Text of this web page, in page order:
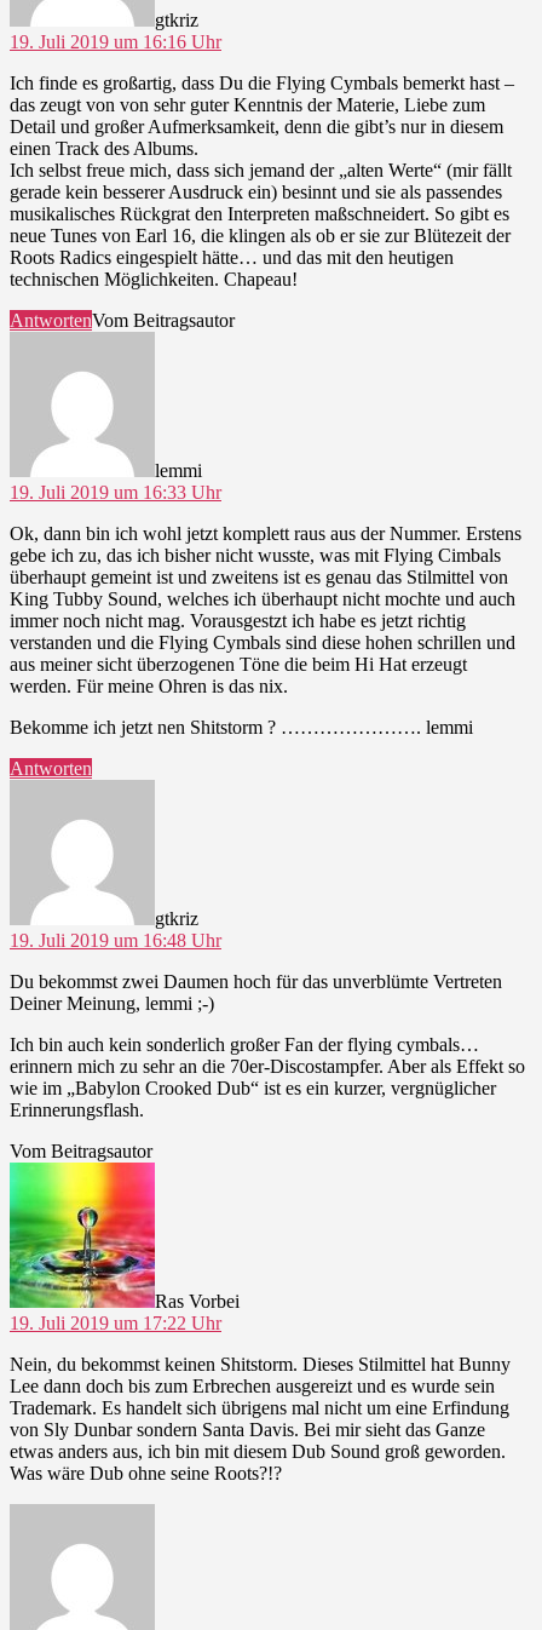
gtkriz
19. Juli 2019 um 16:16 Uhr
Ich finde es großartig, dass Du die Flying Cymbals bemerkt hast –
das zeugt von von sehr guter Kenntnis der Materie, Liebe zum
Detail und großer Aufmerksamkeit, denn die gibt’s nur in diesem
einen Track des Albums.
Ich selbst freue mich, dass sich jemand der „alten Werte“ (mir fällt
gerade kein besserer Ausdruck ein) besinnt und sie als passendes
musikalisches Rückgrat den Interpreten maßschneidert. So gibt es
neue Tunes von Earl 16, die klingen als ob er sie zur Blütezeit der
Roots Radics eingespielt hätte… und das mit den heutigen
technischen Möglichkeiten. Chapeau!
AntwortenVom Beitragsautor
lemmi
19. Juli 2019 um 16:33 Uhr
Ok, dann bin ich wohl jetzt komplett raus aus der Nummer. Erstens
gebe ich zu, das ich bisher nicht wusste, was mit Flying Cimbals
überhaupt gemeint ist und zweitens ist es genau das Stilmittel von
King Tubby Sound, welches ich überhaupt nicht mochte und auch
immer noch nicht mag. Vorausgestzt ich habe es jetzt richtig
verstanden und die Flying Cymbals sind diese hohen schrillen und
aus meiner sicht überzogenen Töne die beim Hi Hat erzeugt
werden. Für meine Ohren is das nix.
Bekomme ich jetzt nen Shitstorm ? …………………. lemmi
Antworten
gtkriz
19. Juli 2019 um 16:48 Uhr
Du bekommst zwei Daumen hoch für das unverblümte Vertreten
Deiner Meinung, lemmi ;-)
Ich bin auch kein sonderlich großer Fan der flying cymbals…
erinnern mich zu sehr an die 70er-Discostampfer. Aber als Effekt so
wie im „Babylon Crooked Dub“ ist es ein kurzer, vergnüglicher
Erinnerungsflash.
Vom Beitragsautor
Ras Vorbei
19. Juli 2019 um 17:22 Uhr
Nein, du bekommst keinen Shitstorm. Dieses Stilmittel hat Bunny
Lee dann doch bis zum Erbrechen ausgereizt und es wurde sein
Trademark. Es handelt sich übrigens mal nicht um eine Erfindung
von Sly Dunbar sondern Santa Davis. Bei mir sieht das Ganze
etwas anders aus, ich bin mit diesem Dub Sound groß geworden.
Was wäre Dub ohne seine Roots?!?